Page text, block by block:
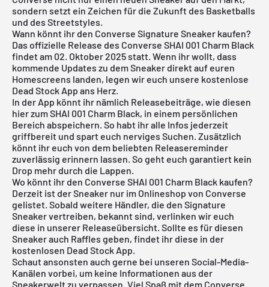
sondern setzt ein Zeichen für die Zukunft des Basketballs
und des Streetstyles.
Wann könnt ihr den Converse Signature Sneaker kaufen?
Das offizielle Release des Converse SHAI 001 Charm Black
findet am 02. Oktober 2025 statt. Wenn ihr wollt, dass
kommende Updates zu dem Sneaker direkt auf euren
Homescreens landen, legen wir euch unsere kostenlose
Dead Stock App ans Herz.
In der App könnt ihr nämlich Releasebeiträge, wie diesen
hier zum SHAI 001 Charm Black, in einem persönlichen
Bereich abspeichern. So habt ihr alle Infos jederzeit
griffbereit und spart euch nerviges Suchen. Zusätzlich
könnt ihr euch von dem beliebten Releasereminder
zuverlässig erinnern lassen. So geht euch garantiert kein
Drop mehr durch die Lappen.
Wo könnt ihr den Converse SHAI 001 Charm Black kaufen?
Derzeit ist der Sneaker nur im Onlineshop von Converse
gelistet. Sobald weitere Händler, die den Signature
Sneaker vertreiben, bekannt sind, verlinken wir euch
diese in unserer Releaseübersicht. Sollte es für diesen
Sneaker auch Raffles geben, findet ihr diese in der
kostenlosen Dead Stock App.
Schaut ansonsten auch gerne bei unseren Social-Media-
Kanälen vorbei, um keine Informationen aus der
Sneakerwelt zu verpassen. Viel Spaß mit dem Converse